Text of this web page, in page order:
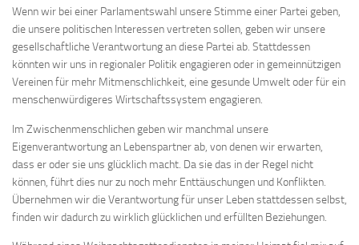
Wenn wir bei einer Parlamentswahl unsere Stimme einer Partei geben,
die unsere politischen Interessen vertreten sollen, geben wir unsere
gesellschaftliche Verantwortung an diese Partei ab. Stattdessen
könnten wir uns in regionaler Politik engagieren oder in gemeinnützigen
Vereinen für mehr Mitmenschlichkeit, eine gesunde Umwelt oder für ein
menschenwürdigeres Wirtschaftssystem engagieren.
Im Zwischenmenschlichen geben wir manchmal unsere
Eigenverantwortung an Lebenspartner ab, von denen wir erwarten,
dass er oder sie uns glücklich macht. Da sie das in der Regel nicht
können, führt dies nur zu noch mehr Enttäuschungen und Konflikten.
Übernehmen wir die Verantwortung für unser Leben stattdessen selbst,
finden wir dadurch zu wirklich glücklichen und erfüllten Beziehungen.